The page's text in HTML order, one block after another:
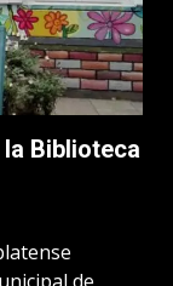
Biblioteca